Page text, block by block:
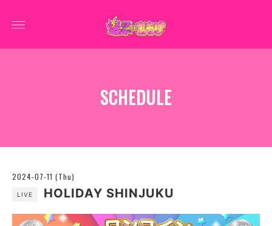
SCHEDULE
2024-07-11 (Thu)
LIVE HOLIDAY SHINJUKU